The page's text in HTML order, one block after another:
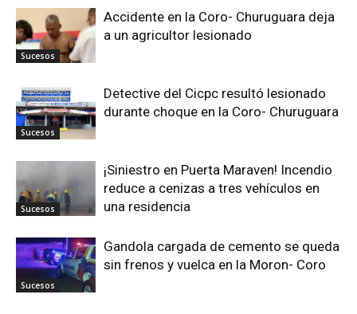
Sucesos
Accidente en la Coro- Churuguara deja
a un agricultor lesionado
Sucesos
Detective del Cicpc resultó lesionado
durante choque en la Coro- Churuguara
Sucesos
¡Siniestro en Puerta Maraven! Incendio
reduce a cenizas a tres vehículos en
una residencia
Sucesos
Gandola cargada de cemento se queda
sin frenos y vuelca en la Moron- Coro